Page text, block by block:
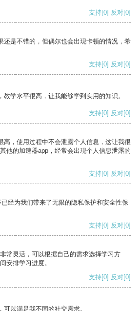
支持[0] 反对[0]
还是不错的，但偶尔也会出现卡顿的情况，希
支持[0] 反对[0]
学水平很高，让我能够学到实用的知识。
支持[0] 反对[0]
高，使用过程中不会泄露个人信息，这让我很
他的加速器app，经常会出现个人信息泄露的
支持[0] 反对[0]
经为我们带来了无限的隐私保护和安全性保
支持[0] 反对[0]
常灵活，可以根据自己的需求选择学习方
安排学习进度。
支持[0] 反对[0]
以满足我不同的社交需求。